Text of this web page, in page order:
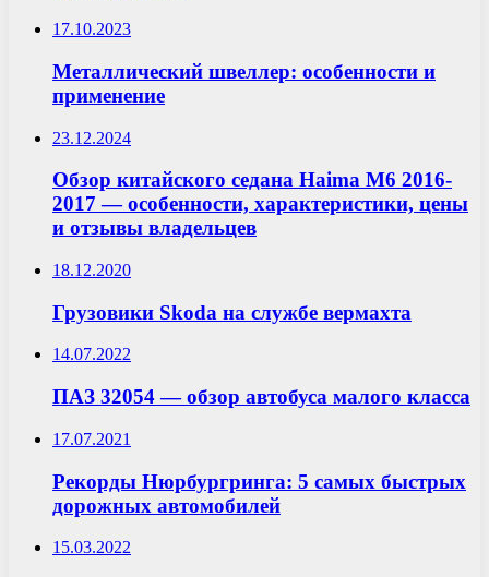
17.10.2023
Металлический швеллер: особенности и
применение
23.12.2024
Обзор китайского седана Haima M6 2016-
2017 — особенности, характеристики, цены
и отзывы владельцев
18.12.2020
Грузовики Skoda на службе вермахта
14.07.2022
ПАЗ 32054 — обзор автобуса малого класса
17.07.2021
Рекорды Нюрбургринга: 5 самых быстрых
дорожных автомобилей
15.03.2022